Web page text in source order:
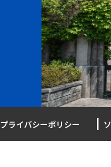
プライバシーポリシー